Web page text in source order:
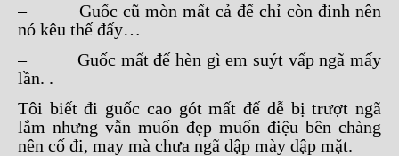
– Guốc cũ mòn mất cả đế chỉ còn đinh nên
nó kêu thế đấy…
– Guốc mất đế hèn gì em suýt vấp ngã mấy
lần. .
Tôi biết đi guốc cao gót mất đế dễ bị trượt ngã
lắm nhưng vẫn muốn đẹp muốn điệu bên chàng
nên cố đi, may mà chưa ngã dập mày dập mặt.